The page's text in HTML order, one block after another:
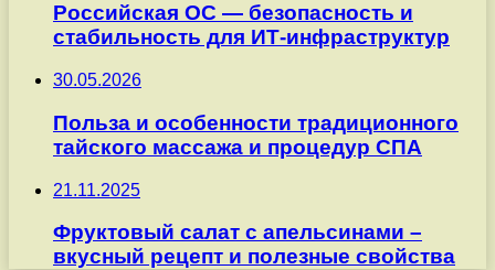
Российская ОС — безопасность и
стабильность для ИТ-инфраструктур
30.05.2026
Польза и особенности традиционного
тайского массажа и процедур СПА
21.11.2025
Фруктовый салат с апельсинами –
вкусный рецепт и полезные свойства